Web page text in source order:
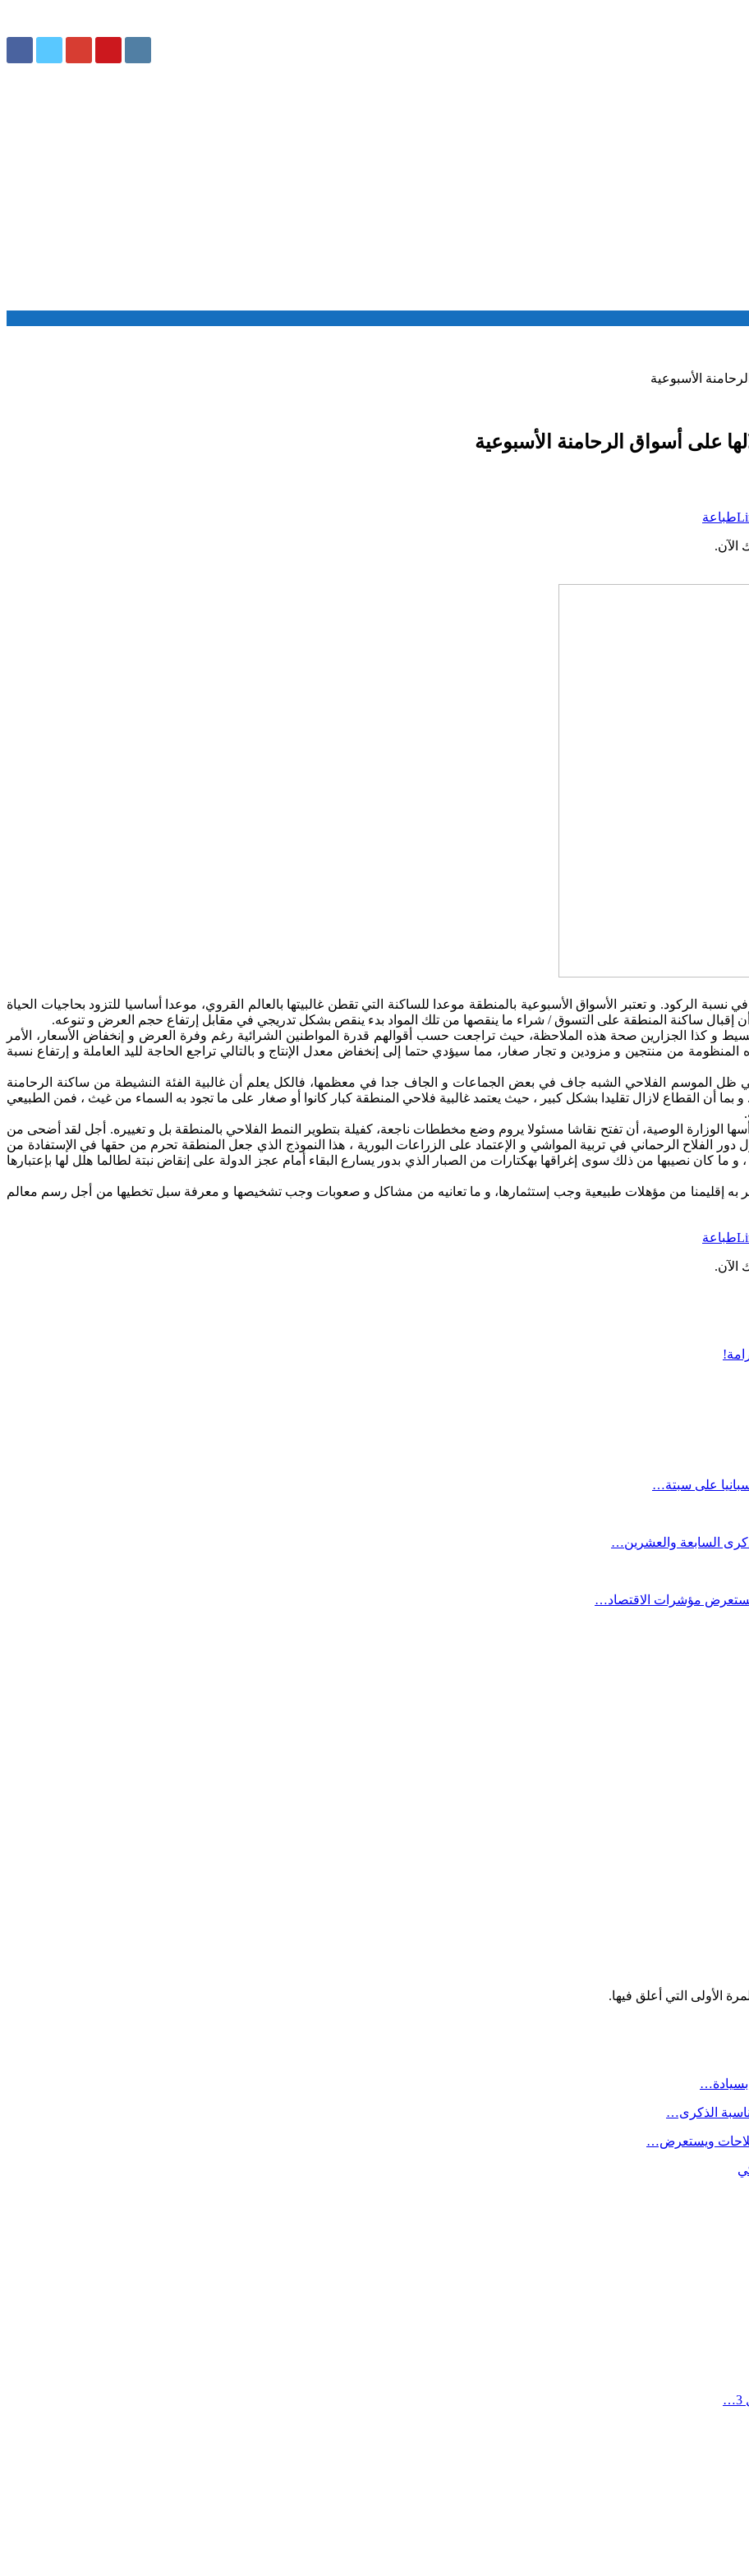
الأسبوعية
على أسواق الرحامنة الأسبوعية
طباعة
الآن.
الركود. و تعتبر الأسواق الأسبوعية بالمنطقة موعدا للساكنة التي تقطن غالبيتها بالعالم القروي، موعدا أساسيا للتزود بحاجيات الحياة
إقبال ساكنة المنطقة على التسوق / شراء ما ينقصها من تلك المواد بدء ينقص بشكل تدريجي في مقابل إرتفاع حجم العرض و تنوعه.
و كذا الجزارين صحة هذه الملاحظة، حيث تراجعت حسب أقوالهم قدرة المواطنين الشرائية رغم وفرة العرض و إنخفاض الأسعار، الأمر
من منتجين و مزودين و تجار صغار، مما سيؤدي حتما إلى إنخفاض معدل الإنتاج و بالتالي تراجع الحاجة لليد العاملة و إرتفاع نسبة
ظل الموسم الفلاحي الشبه جاف في بعض الجماعات و الجاف جدا في معظمها، فالكل يعلم أن غالبية الفئة النشيطة من ساكنة الرحامنة
الفلاحي . و بما أن القطاع لازال تقليدا بشكل كبير ، حيث يعتمد غالبية فلاحي المنطقة كبار كانوا أو صغار على ما تجود به السماء من غيث ، فمن الطبيعي
الوزارة الوصية، أن تفتح نقاشا مسئولا يروم وضع مخططات ناجعة، كفيلة بتطوير النمط الفلاحي بالمنطقة بل و تغييره. أجل لقد أضحى من
دور الفلاح الرحماني في تربية المواشي و الإعتماد على الزراعات البورية ، هذا النموذج الذي جعل المنطقة تحرم من حقها في الإستفادة من
ما كان نصيبها من ذلك سوى إغراقها بهكتارات من الصبار الذي بدور يسارع البقاء أمام عجز الدولة على إنقاض نبتة لطالما هلل لها بإعتبارها
به إقليمنا من مؤهلات طبيعية وجب إستثمارها، و ما تعانيه من مشاكل و صعوبات وجب تشخيصها و معرفة سبل تخطيها من أجل رسم معالم
طباعة
الآن.
على سبتة…
السابعة والعشرين…
مؤشرات الاقتصاد…
الأولى التي أعلق فيها.
بسيادة…
الذكرى…
ويستعرض…